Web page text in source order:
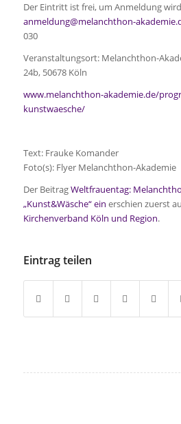
Der Eintritt ist frei, um Anmeldung
anmeldung@melanchthon-
030
Veranstaltungsort: Melanchthon-
24b, 50678 Köln
www.melanchthon-akademie.de/
kunstwaesche/
Text: Frauke Komander
Foto(s): Flyer Melanchthon-Akademie
Der BeitragWeltfrauentag:
„Kunst&Wäsche“ ein erschien zuerst
Kirchenverband Köln und Region.
Eintrag teilen